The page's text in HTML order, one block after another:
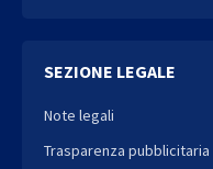
SEZIONE LEGALE
Note legali
Trasparenza pubblicitaria